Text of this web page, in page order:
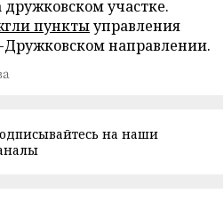
участке.
пунктыуправления
направлении.
на наши